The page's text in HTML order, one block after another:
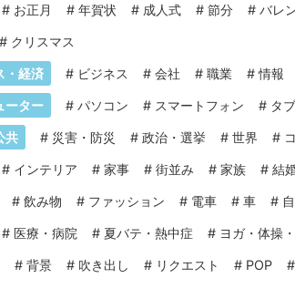
# お正月 # 年賀状 # 成人式 # 節分 # バレ
# クリスマス
・経済 # ビジネス # 会社 # 職業 #情報
ーター # パソコン # スマートフォン # タ
共 # 災害・防災 # 政治・選挙 # 世界 #
# インテリア # 家事 # 街並み # 家族 # 結
# 飲み物 # ファッション # 電車 # 車 #
# 医療・病院 # 夏バテ・熱中症 # ヨガ・体操
# 背景 # 吹き出し # リクエスト # POP #